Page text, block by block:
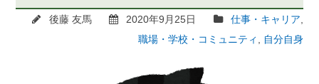
後藤 友馬 2020年9月25日 仕事・キャリア
職場・学校・コミュニティ
自分自身